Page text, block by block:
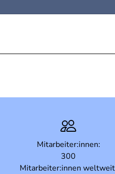
Mitarbeiter:innen:
300
Mitarbeiter:innen